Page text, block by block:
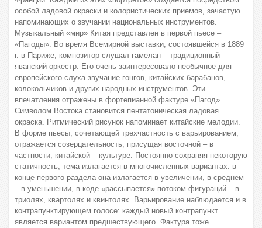
особой ладовой окраски и колористических приемов, зачастую
напоминающих о звучании национальных инструментов.
Музыкальный «мир» Китая представлен в первой пьесе –
«Пагоды». Во время Всемирной выставки, состоявшейся в 1889
г. в Париже, композитор слушал гамелан – традиционный
яванский оркестр. Его очень заинтересовало необычное для
европейского слуха звучание гонгов, китайских барабанов,
колокольчиков и других народных инструментов. Эти
впечатления отражены в фортепианной фактуре «Пагод».
Символом Востока становится пентатоническая ладовая
окраска. Ритмический рисунок напоминает китайские мелодии.
В форме пьесы, сочетающей трехчастность с варьированием,
отражается созерцательность, присущая восточной – в
частности, китайской – культуре. Постоянно сохраняя некоторую
статичность, тема излагается в многочисленных вариантах: в
конце первого раздела она излагается в увеличении, в среднем
– в уменьшении, в коде «рассыпается» потоком фигураций – в
триолях, квартолях и квинтолях. Варьирование наблюдается и в
контрапунктирующем голосе: каждый новый контрапункт
является вариантом предшествующего. Фактура тоже